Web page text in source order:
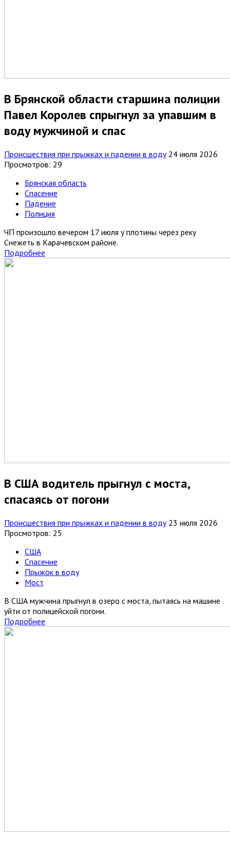
В Брянской области старшина полиции
Павел Королев спрыгнул за упавшим в
воду мужчиной и спас
Происшествия при прыжках и падении в воду 24 июля 2026
Просмотров: 29
Брянская область
Спасение
Падение
Полиция
ЧП произошло вечером 17 июля у плотины через реку
Снежеть в Карачевском районе.
Подробнее
В США водитель прыгнул с моста,
спасаясь от погони
Происшествия при прыжках и падении в воду 23 июля 2026
Просмотров: 25
США
Спасение
Прыжок в воду
Мост
В США мужчина прыгнул в озеро с моста, пытаясь на машине
уйти от полицейской погони.
Подробнее